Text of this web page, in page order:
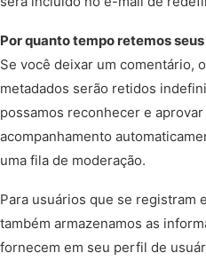
Por quanto tempo retemos
Se você deixar um comentário,
metadados serão retidos
possamos reconhecer e
acompanhamento
uma fila de moderação.
Para usuários que se registram
também armazenamos as
fornecem em seu perfil de